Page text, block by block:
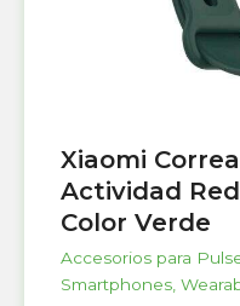
Xiaomi
Actividad
Color Verde
Accesorios para
Smartphones